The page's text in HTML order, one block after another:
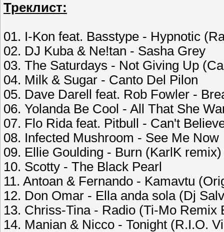
Треклист:
01. I-Kon feat. Basstype - Hypnotic
02. DJ Kuba & Ne!tan - Sasha Grey
03. The Saturdays - Not Giving Up
04. Milk & Sugar - Canto Del Pilon
05. Dave Darell feat. Rob Fowler -
06. Yolanda Be Cool - All That She
07. Flo Rida feat. Pitbull - Can't
08. Infected Mushroom - See Me Now
09. Ellie Goulding - Burn (KarlK remix)
10. Scotty - The Black Pearl
11. Antoan & Fernando - Kamavtu
12. Don Omar - Ella anda sola (Dj
13. Chriss-Tina - Radio (Ti-Mo Remix
14. Manian & Nicco - Tonight (R.I.O.